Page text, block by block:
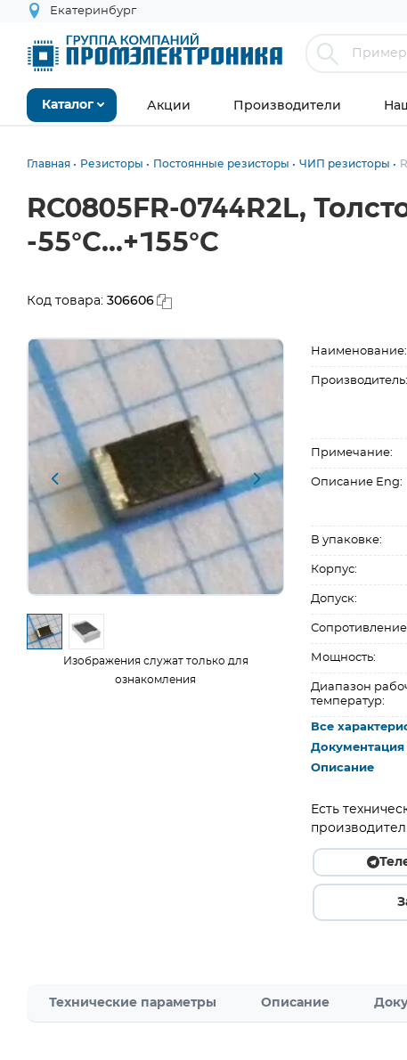
Екатеринбург
Каталог Акции Производители
Главная Резисторы Постоянные резисторы ЧИП резисторы
RC0805FR-0744R2L,
-55°С...+155°С
Код товара: 306606
Изображения служат только для
ознакомления
Наименование:
Производитель:
Примечание:
Описание Eng:
В упаковке:
Корпус:
Допуск:
Мощность:
Диапазон
температур:
Все
Описание
Есть
Технические параметры Описание